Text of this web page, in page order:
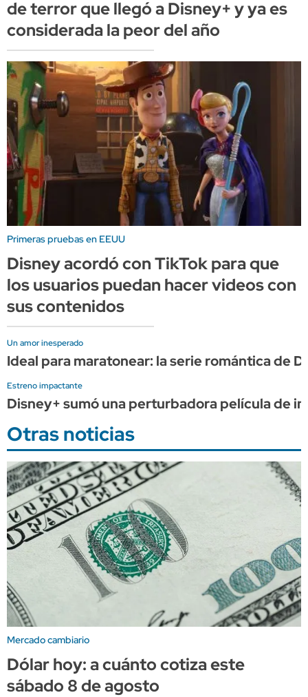
de terror que llegó a Disney+ y ya es
considerada la peor del año
Primeras pruebas en EEUU
Disney acordó con TikTok para que
los usuarios puedan hacer videos con
sus contenidos
Un amor inesperado
Ideal para maratonear: la serie romántica de
Estreno impactante
Disney+ sumó una perturbadora película de
Otras noticias
Mercado cambiario
Dólar hoy: a cuánto cotiza este
sábado 8 de agosto